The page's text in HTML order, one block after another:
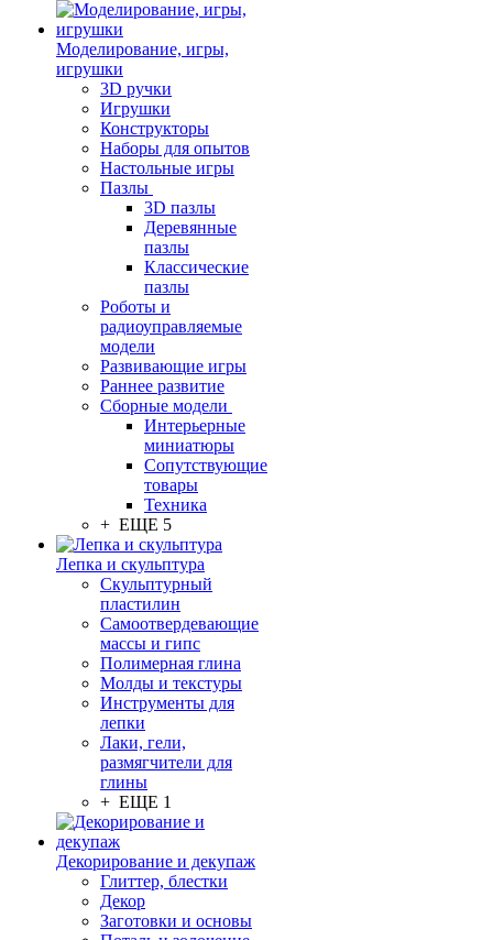
Моделирование, игры,
игрушки
3D ручки
Игрушки
Конструкторы
Наборы для опытов
Настольные игры
Пазлы
3D пазлы
Деревянные
пазлы
Классические
пазлы
Роботы и
радиоуправляемые
модели
Развивающие игры
Раннее развитие
Сборные модели
Интерьерные
миниатюры
Сопутствующие
товары
Техника
+ ЕЩЕ 5
Лепка и скульптура
Скульптурный
пластилин
Самоотвердевающие
массы и гипс
Полимерная глина
Молды и текстуры
Инструменты для
лепки
Лаки, гели,
размягчители для
глины
+ ЕЩЕ 1
Декорирование и декупаж
Глиттер, блестки
Декор
Заготовки и основы